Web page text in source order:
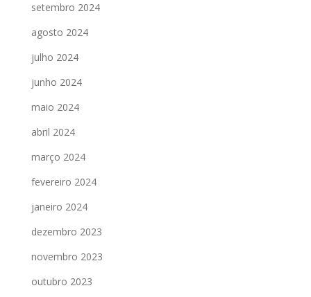
setembro 2024
agosto 2024
julho 2024
junho 2024
maio 2024
abril 2024
março 2024
fevereiro 2024
janeiro 2024
dezembro 2023
novembro 2023
outubro 2023